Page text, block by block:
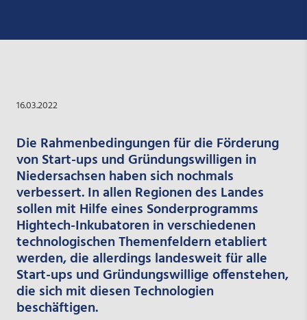
16.03.2022
Die Rahmenbedingungen für die Förderung
von Start-ups und Gründungswilligen in
Niedersachsen haben sich nochmals
verbessert. In allen Regionen des Landes
sollen mit Hilfe eines Sonderprogramms
Hightech-Inkubatoren in verschiedenen
technologischen Themenfeldern etabliert
werden, die allerdings landesweit für alle
Start-ups und Gründungswillige offenstehen,
die sich mit diesen Technologien
beschäftigen.